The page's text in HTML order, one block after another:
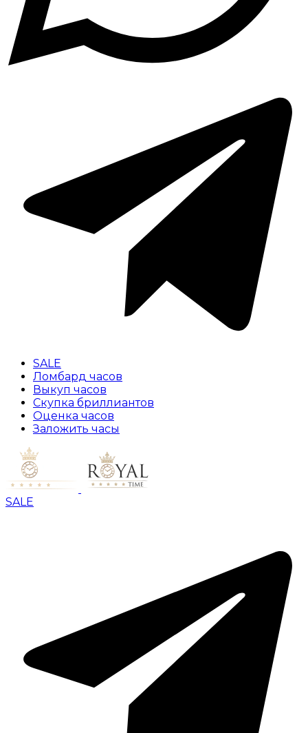
SALE
Ломбард часов
Выкуп часов
Скупка бриллиантов
Оценка часов
Заложить часы
SALE